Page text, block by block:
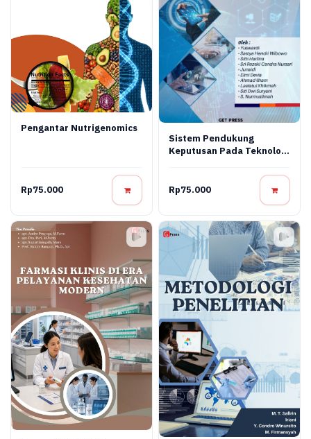
Pengantar Nutrigenomics
Rp75.000
Sistem Pendukung
Keputusan Pada Teknologi
Rp75.000